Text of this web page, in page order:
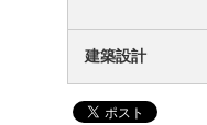
建築設計